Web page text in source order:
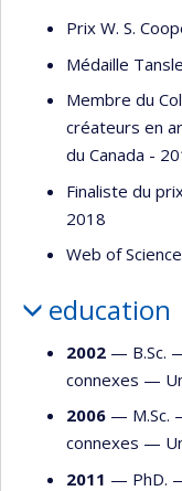
Prix W. S.
Médaille
Membre du
créateurs en
du Canada -
Finaliste du
2018
Web of
education
2002 — B.Sc.
connexes —
2006 — M.Sc.
connexes —
2011 — PhD.